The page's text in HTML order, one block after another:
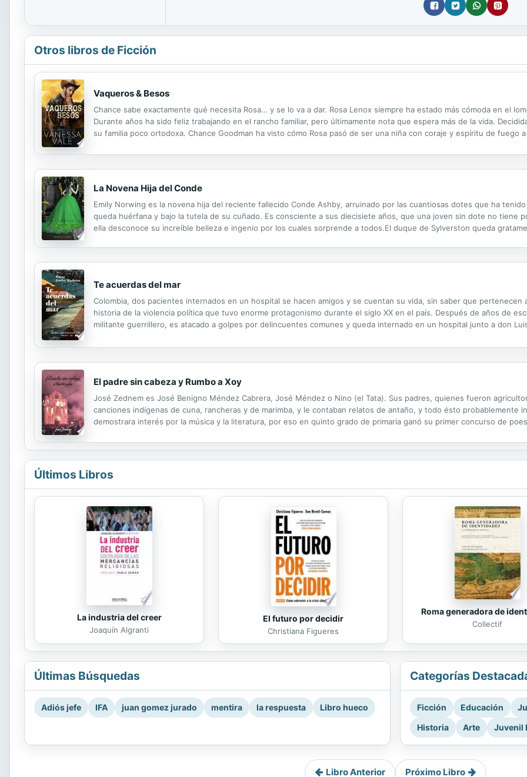
Otros libros de Ficción
Vaqueros & Besos
Chance sabe exactamente qué necesita Rosa… y se lo va a dar. Rosa Lenox siempre ha estado más cómoda en el
Durante años ha sido feliz trabajando en el rancho familiar, pero últimamente nota que espera más de la vida.
su familia poco ortodoxa. Chance Goodman ha visto cómo Rosa pasó de ser una niña con coraje y espíritu de fuego
La Novena Hija del Conde
Emily Norwing es la novena hija del reciente fallecido Conde Ashby, arruinado por las cuantiosas dotes que ha
queda huérfana y bajo la tutela de su cuñado. Es consciente a sus diecisiete años, que una joven sin dote no tiene
ella desconoce su increíble belleza e ingenio por los cuales sorprende a todos.El duque de Sylverston queda
Te acuerdas del mar
Colombia, dos pacientes internados en un hospital se hacen amigos y se cuentan su vida, sin saber que pertenecen
historia de la violencia política que tuvo enorme protagonismo durante el siglo XX en el país. Después de años de
militante guerrillero, es atacado a golpes por delincuentes comunes y queda internado en un hospital junto a don
El padre sin cabeza y Rumbo a Xoy
José Zednem es José Benigno Méndez Cabrera, José Méndez o Nino (el Tata). Sus padres, quienes fueron
canciones indígenas de cuna, rancheras y de marimba, y le contaban relatos de antaño, y todo ésto probablemente
demostrara interés por la música y la literatura, por eso en quinto grado de primaria ganó su primer concurso de
Últimos Libros
La industria del creer
Joaquín Algranti
El futuro por decidir
Christiana Figueres
Roma generadora de
Collectif
Últimas Búsquedas
Adiós jefe IFA juan gomez jurado mentira la respuesta Libro hueco
Categorías
Ficción Educación
Historia
Arte Juvenil
Libro Anterior Próximo Libro